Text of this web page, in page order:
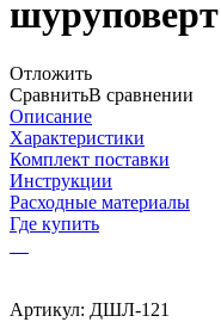
Отложить
СравнитьВ сравнении
Описание
Характеристики
Комплект поставки
Инструкции
Расходные материалы
Где купить
Артикул: ДШЛ-121